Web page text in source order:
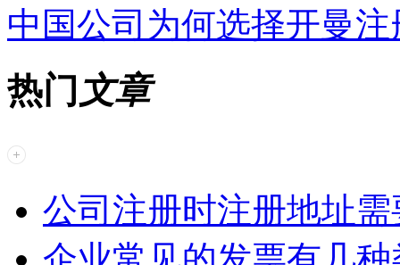
中国公司为何选择开曼
热门 文章
公司注册时注册地址